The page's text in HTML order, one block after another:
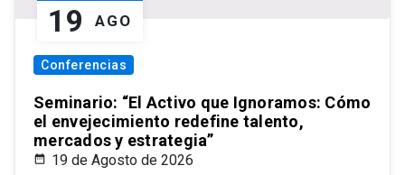
19 AGO
Conferencias
Seminario: “El Activo que Ignoramos: Cómo
el envejecimiento redefine talento,
mercados y estrategia”
19 de Agosto de 2026